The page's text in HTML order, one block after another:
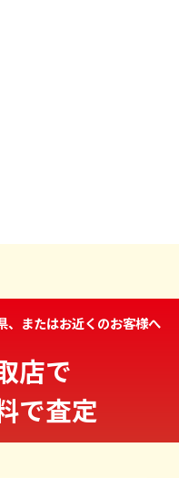
、またはお近くのお客様へ
店で
で査定